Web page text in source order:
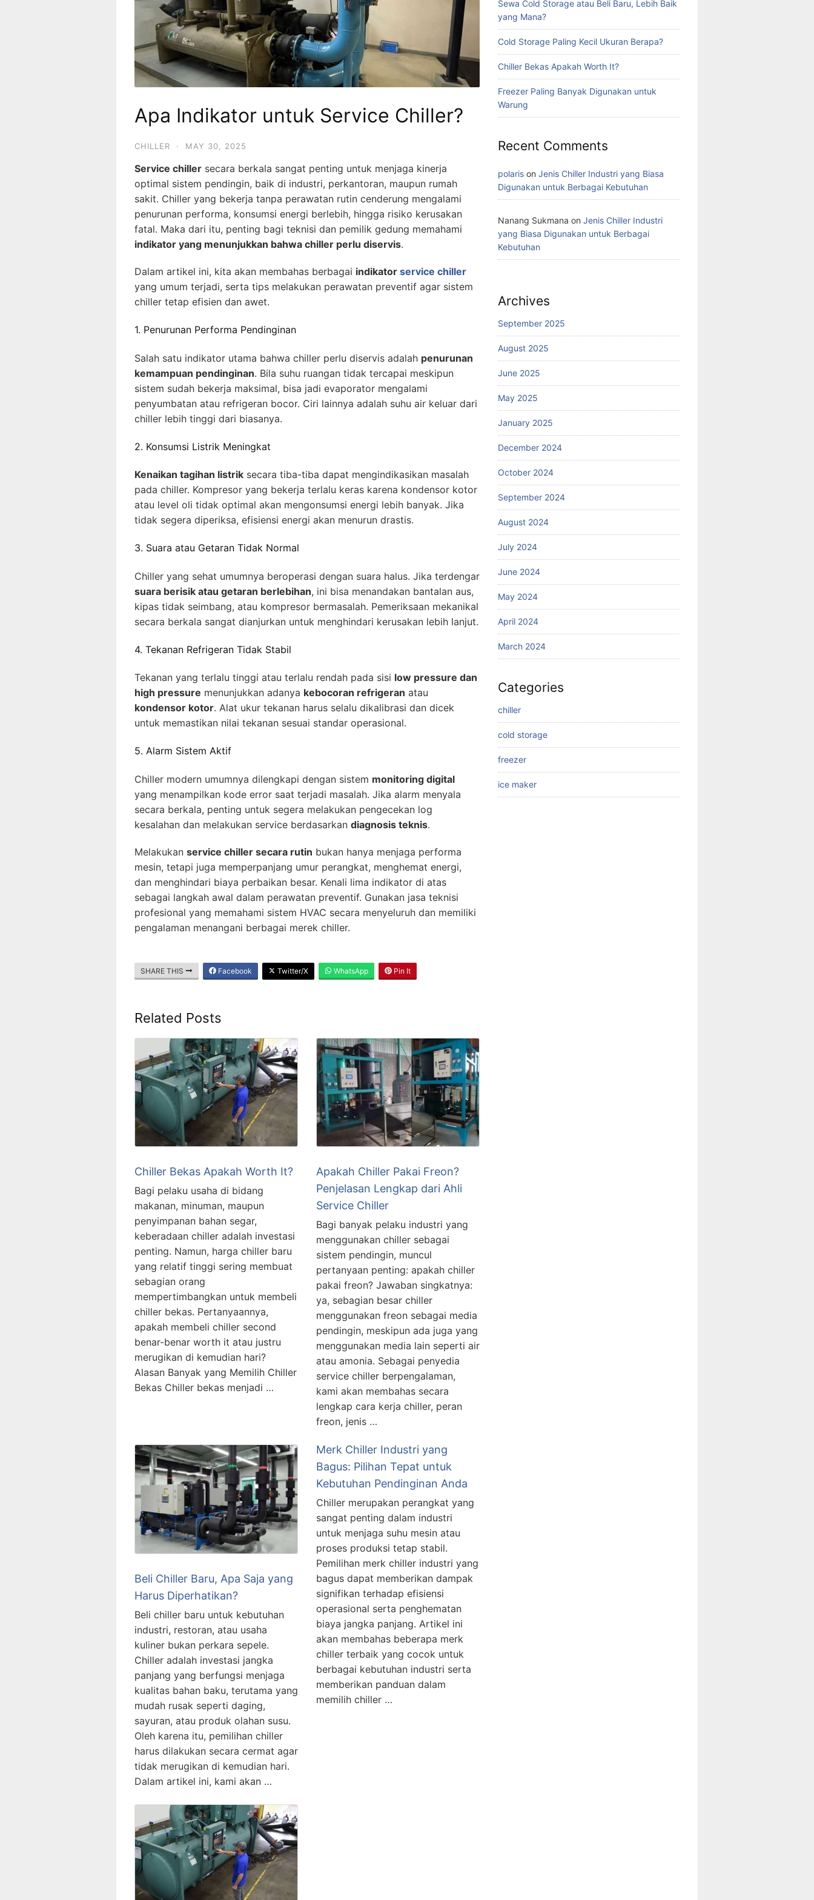
Apa Indikator untuk Service Chiller?
CHILLER · MAY 30, 2025
Service chiller secara berkala sangat penting untuk menjaga kinerja
optimal sistem pendingin, baik di industri, perkantoran, maupun rumah
sakit. Chiller yang bekerja tanpa perawatan rutin cenderung mengalami
penurunan performa, konsumsi energi berlebih, hingga risiko kerusakan
fatal. Maka dari itu, penting bagi teknisi dan pemilik gedung memahami
indikator yang menunjukkan bahwa chiller perlu diservis.
Dalam artikel ini, kita akan membahas berbagai indikator service chiller
yang umum terjadi, serta tips melakukan perawatan preventif agar sistem
chiller tetap efisien dan awet.
1. Penurunan Performa Pendinginan
Salah satu indikator utama bahwa chiller perlu diservis adalah penurunan
kemampuan pendinginan. Bila suhu ruangan tidak tercapai meskipun
sistem sudah bekerja maksimal, bisa jadi evaporator mengalami
penyumbatan atau refrigeran bocor. Ciri lainnya adalah suhu air keluar dari
chiller lebih tinggi dari biasanya.
2. Konsumsi Listrik Meningkat
Kenaikan tagihan listrik secara tiba-tiba dapat mengindikasikan masalah
pada chiller. Kompresor yang bekerja terlalu keras karena kondensor kotor
atau level oli tidak optimal akan mengonsumsi energi lebih banyak. Jika
tidak segera diperiksa, efisiensi energi akan menurun drastis.
3. Suara atau Getaran Tidak Normal
Chiller yang sehat umumnya beroperasi dengan suara halus. Jika terdengar
suara berisik atau getaran berlebihan, ini bisa menandakan bantalan aus,
kipas tidak seimbang, atau kompresor bermasalah. Pemeriksaan mekanikal
secara berkala sangat dianjurkan untuk menghindari kerusakan lebih lanjut.
4. Tekanan Refrigeran Tidak Stabil
Tekanan yang terlalu tinggi atau terlalu rendah pada sisi low pressure dan
high pressure menunjukkan adanya kebocoran refrigeran atau
kondensor kotor. Alat ukur tekanan harus selalu dikalibrasi dan dicek
untuk memastikan nilai tekanan sesuai standar operasional.
5. Alarm Sistem Aktif
Chiller modern umumnya dilengkapi dengan sistem monitoring digital
yang menampilkan kode error saat terjadi masalah. Jika alarm menyala
secara berkala, penting untuk segera melakukan pengecekan log
kesalahan dan melakukan service berdasarkan diagnosis teknis.
Melakukan service chiller secara rutin bukan hanya menjaga performa
mesin, tetapi juga memperpanjang umur perangkat, menghemat energi,
dan menghindari biaya perbaikan besar. Kenali lima indikator di atas
sebagai langkah awal dalam perawatan preventif. Gunakan jasa teknisi
profesional yang memahami sistem HVAC secara menyeluruh dan memiliki
pengalaman menangani berbagai merek chiller.
SHARE THIS Facebook Twitter/X WhatsApp Pin It
Related Posts
Chiller Bekas Apakah Worth It?
Bagi pelaku usaha di bidang
makanan, minuman, maupun
penyimpanan bahan segar,
keberadaan chiller adalah investasi
penting. Namun, harga chiller baru
yang relatif tinggi sering membuat
sebagian orang
mempertimbangkan untuk membeli
chiller bekas. Pertanyaannya,
apakah membeli chiller second
benar-benar worth it atau justru
merugikan di kemudian hari?
Alasan Banyak yang Memilih Chiller
Bekas Chiller bekas menjadi …
Apakah Chiller Pakai Freon?
Penjelasan Lengkap dari Ahli
Service Chiller
Bagi banyak pelaku industri yang
menggunakan chiller sebagai
sistem pendingin, muncul
pertanyaan penting: apakah chiller
pakai freon? Jawaban singkatnya:
ya, sebagian besar chiller
menggunakan freon sebagai media
pendingin, meskipun ada juga yang
menggunakan media lain seperti air
atau amonia. Sebagai penyedia
service chiller berpengalaman,
kami akan membahas secara
lengkap cara kerja chiller, peran
freon, jenis …
Beli Chiller Baru, Apa Saja yang
Harus Diperhatikan?
Beli chiller baru untuk kebutuhan
industri, restoran, atau usaha
kuliner bukan perkara sepele.
Chiller adalah investasi jangka
panjang yang berfungsi menjaga
kualitas bahan baku, terutama yang
mudah rusak seperti daging,
sayuran, atau produk olahan susu.
Oleh karena itu, pemilihan chiller
harus dilakukan secara cermat agar
tidak merugikan di kemudian hari.
Dalam artikel ini, kami akan …
Merk Chiller Industri yang
Bagus: Pilihan Tepat untuk
Kebutuhan Pendinginan Anda
Chiller merupakan perangkat yang
sangat penting dalam industri
untuk menjaga suhu mesin atau
proses produksi tetap stabil.
Pemilihan merk chiller industri yang
bagus dapat memberikan dampak
signifikan terhadap efisiensi
operasional serta penghematan
biaya jangka panjang. Artikel ini
akan membahas beberapa merk
chiller terbaik yang cocok untuk
berbagai kebutuhan industri serta
memberikan panduan dalam
memilih chiller …
Sewa Cold Storage atau Beli Baru, Lebih Baik
yang Mana?
Cold Storage Paling Kecil Ukuran Berapa?
Chiller Bekas Apakah Worth It?
Freezer Paling Banyak Digunakan untuk
Warung
Recent Comments
polaris on Jenis Chiller Industri yang Biasa
Digunakan untuk Berbagai Kebutuhan
Nanang Sukmana on Jenis Chiller Industri
yang Biasa Digunakan untuk Berbagai
Kebutuhan
Archives
September 2025
August 2025
June 2025
May 2025
January 2025
December 2024
October 2024
September 2024
August 2024
July 2024
June 2024
May 2024
April 2024
March 2024
Categories
chiller
cold storage
freezer
ice maker